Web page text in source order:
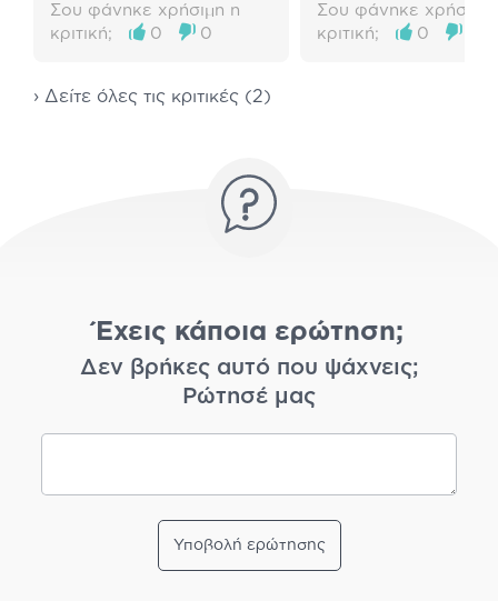
Σου φάνηκε χρήσιμη η
κριτική;
0 0
μασαζ με το λαδακι
Σου φάνηκε χρήσιμη
κριτική;
0
› Δείτε όλες τις κριτικές (2)
Έχεις κάποια ερώτηση;
Δεν βρήκες αυτό που ψάχνεις;
Ρώτησέ μας
Υποβολή ερώτησης